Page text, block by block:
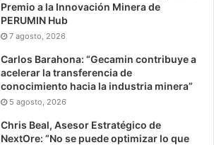
Premio a la Innovación Minera de
PERUMIN Hub
7 agosto, 2026
Carlos Barahona: “Gecamin contribuye a
acelerar la transferencia de
conocimiento hacia la industria minera”
5 agosto, 2026
Chris Beal, Asesor Estratégico de
NextOre: “No se puede optimizar lo que